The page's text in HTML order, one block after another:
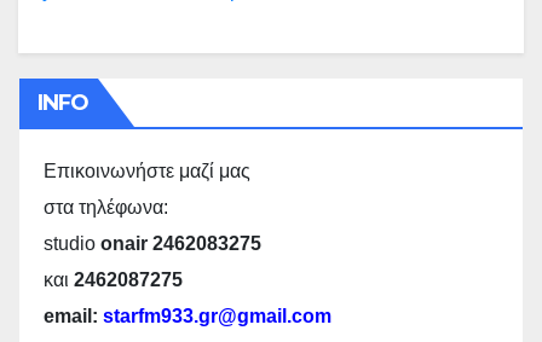
INFO
Επικοινωνήστε μαζί μας
στα τηλέφωνα:
studio onair 2462083275
και 2462087275
email: starfm933.gr@gmail.com